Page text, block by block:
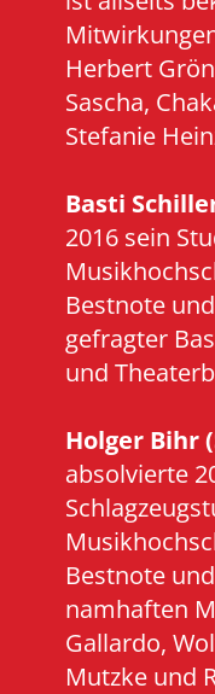
Herbert
Sascha,
Stefanie
Basti
2016 sein
Bestnote
gefragter
und
Holger Bihr
absolvierte
Bestnote
namhaften
Gallardo,
Mutzke und